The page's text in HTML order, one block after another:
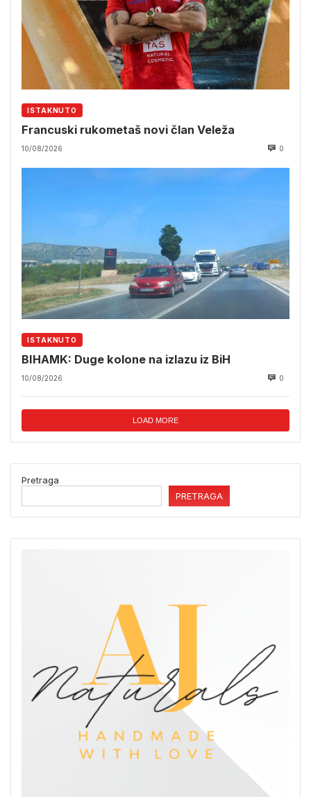
ISTAKNUTO
Francuski rukometaš novi član Veleža
10/08/2026 0
ISTAKNUTO
BIHAMK: Duge kolone na izlazu iz BiH
10/08/2026 0
LOAD MORE
Pretraga
PRETRAGA